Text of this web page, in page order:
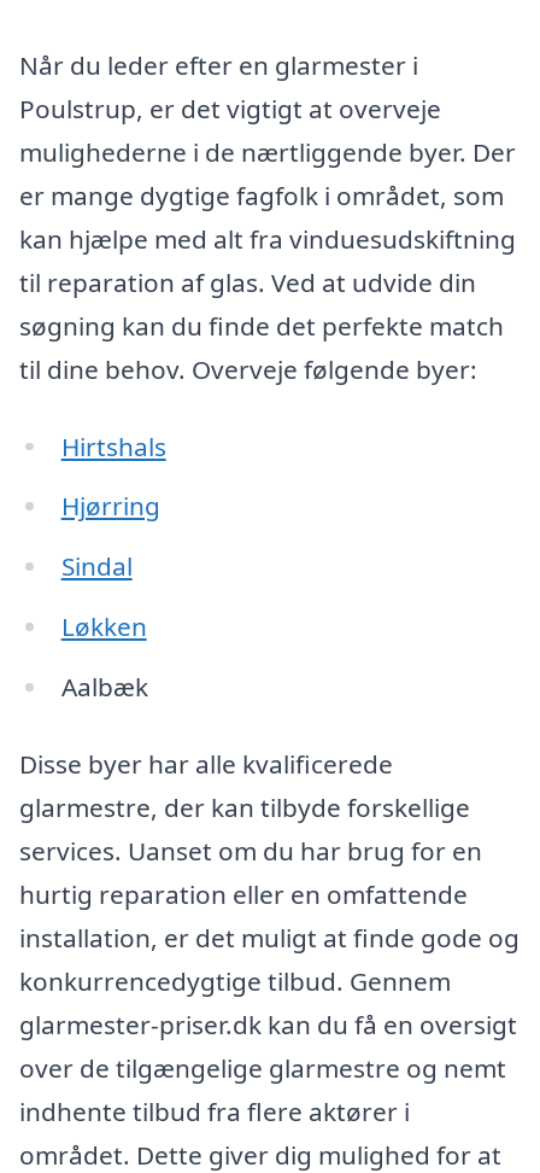
Når du leder efter en glarmester i
Poulstrup, er det vigtigt at overveje
mulighederne i de nærtliggende byer. Der
er mange dygtige fagfolk i området, som
kan hjælpe med alt fra vinduesudskiftning
til reparation af glas. Ved at udvide din
søgning kan du finde det perfekte match
til dine behov. Overveje følgende byer:
Hirtshals
Hjørring
Sindal
Løkken
Aalbæk
Disse byer har alle kvalificerede
glarmestre, der kan tilbyde forskellige
services. Uanset om du har brug for en
hurtig reparation eller en omfattende
installation, er det muligt at finde gode og
konkurrencedygtige tilbud. Gennem
glarmester-priser.dk kan du få en oversigt
over de tilgængelige glarmestre og nemt
indhente tilbud fra flere aktører i
området. Dette giver dig mulighed for at